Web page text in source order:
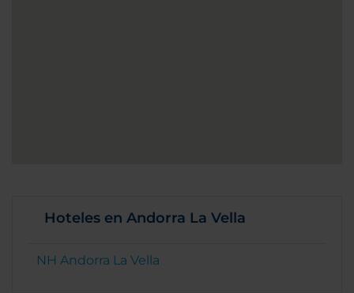
Hoteles en Andorra La Vella
NH Andorra La Vella